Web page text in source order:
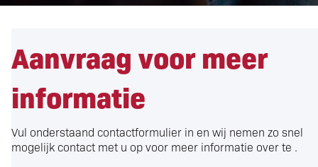
Aanvraag voor meer
informatie
Vul onderstaand contactformulier in en wij nemen zo snel
mogelijk contact met u op voor meer informatie overte .